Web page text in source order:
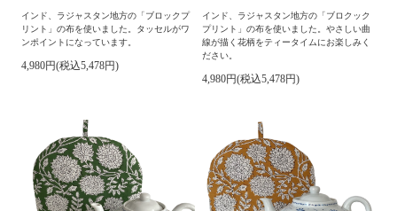
インド、ラジャスタン地方の「ブロックプ
リント」の布を使いました。タッセルがワ
ンポイントになっています。
4,980円(税込5,478円)
インド、ラジャスタン地方の「ブロクック
プリント」の布を使いました。やさしい曲
線が描く花柄をティータイムにお楽しみく
ださい。
4,980円(税込5,478円)